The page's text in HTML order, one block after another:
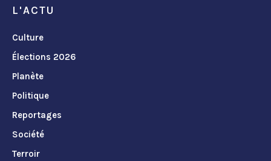
L'ACTU
Culture
Élections 2026
Planète
Politique
Reportages
Société
Terroir